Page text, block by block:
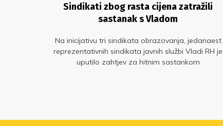
Sindikati zbog rasta cijena zatražili
sastanak s Vladom
Na inicijativu tri sindikata obrazovanja, jedanaest
reprezentativnih sindikata javnih službi Vladi RH je
uputilo zahtjev za hitnim sastankom